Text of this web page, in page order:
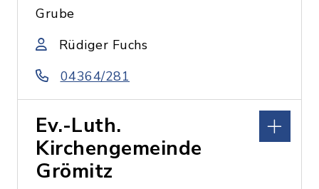
Grube
Rüdiger Fuchs
04364/281
Ev.-Luth.
Kirchengemeinde
Grömitz